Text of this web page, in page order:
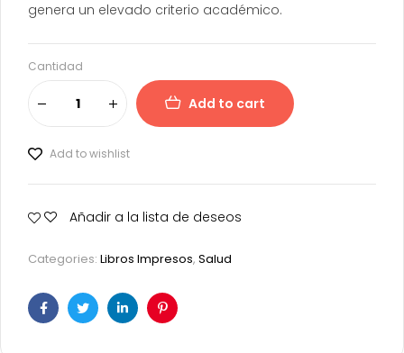
genera un elevado criterio académico.
Cantidad
Add to cart
Add to wishlist
Añadir a la lista de deseos
Categories: Libros Impresos, Salud
FacebookTwitterLinkedinPinterest